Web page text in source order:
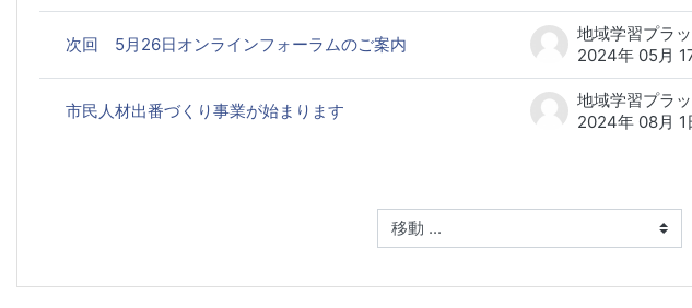
次回 5月26日オンラインフォーラムのご案内
2024年 05月
市民人材出番づくり事業が始まります
2024年 08月 1
移動 ...